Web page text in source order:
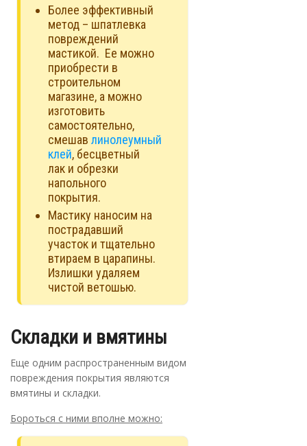
Более эффективный
метод – шпатлевка
повреждений
мастикой. Ее можно
приобрести в
строительном
магазине, а можно
изготовить
самостоятельно,
смешав линолеумный
клей, бесцветный
лак и обрезки
напольного
покрытия.
Мастику наносим на
пострадавший
участок и тщательно
втираем в царапины.
Излишки удаляем
чистой ветошью.
Складки и вмятины
Еще одним распространенным видом
повреждения покрытия являются
вмятины и складки.
Бороться с ними вполне можно: